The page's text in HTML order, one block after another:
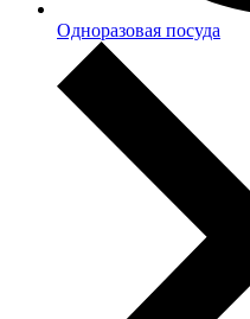
Одноразовая посуда